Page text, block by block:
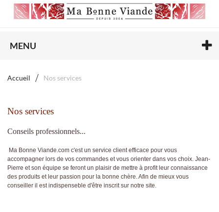
MENU
Accueil Nos services
Nos services
Conseils professionnels...
Ma Bonne Viande.com c'est un service client efficace pour vous
accompagner lors de vos commandes et vous orienter dans vos choix. Jean-
Pierre et son équipe se feront un plaisir de mettre à profit leur connaissance
des produits et leur passion pour la bonne chère. Afin de mieux vous
conseiller il est indispenseble d'être inscrit sur notre site.